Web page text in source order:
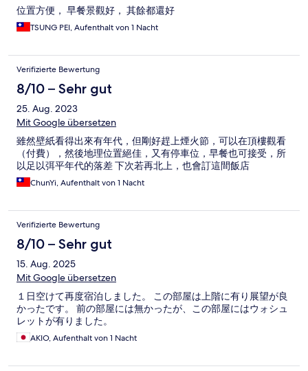
位置方便， 早餐景觀好， 其餘都還好
TSUNG PEI, Aufenthalt von 1 Nacht
Verifizierte Bewertung
8/10 – Sehr gut
25. Aug. 2023
Mit Google übersetzen
雖然壁紙看得出來有年代，但剛好趕上煙火節，可以在頂樓觀看
（付費），然後地理位置絕佳，又有停車位，早餐也可接受，所
以足以弭平年代的落差 下次若再北上，也會訂這間飯店
ChunYi, Aufenthalt von 1 Nacht
Verifizierte Bewertung
8/10 – Sehr gut
15. Aug. 2025
Mit Google übersetzen
１日空けて再度宿泊しました。 この部屋は上階に有り展望が良
かったです。 前の部屋には無かったが、この部屋にはウォシュ
レットが有りました。
AKIO, Aufenthalt von 1 Nacht